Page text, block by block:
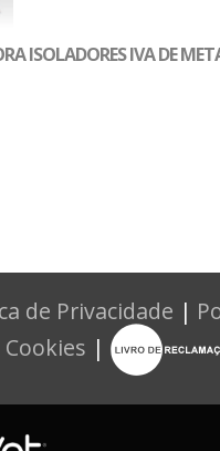
ISOLADORES IVA DE
de Privacidade |
Cookies |